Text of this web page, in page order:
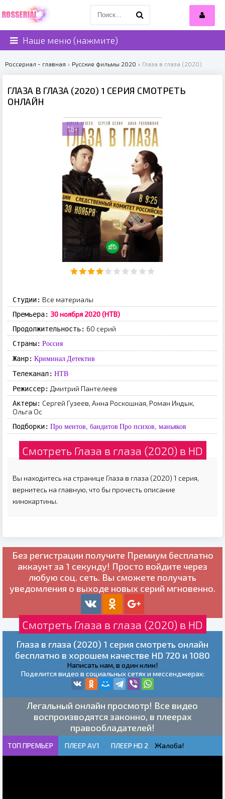
Наше меню (нажмите)
Россериал - главная » Русские фильмы 2020 » Глаза в глаза (2020)
ГЛАЗА В ГЛАЗА (2020) 1 СЕРИЯ СМОТРЕТЬ
ОНЛАЙН
16+
Студии: Все материалы
Премьера: 30 ноября 2020 (НТВ)
Продолжительность: 60 серий
Страны: Россия
Жанр: Криминал Детектив
Телеканал: НТВ
Режиссер: Дмитрий Пантелеев
Актеры: Сергей Гузеев, Анна Роскошная, Роман Индык,
Ольга Ос
Подборки: Про ментов, бандитов Про психов, маньяков
Смотреть Глаза в глаза (2020) в HD
Вы находитесь на странице Глаза в глаза (2020) 1 серия,
вернитесь на главную, что бы прочесть описание
кинокартины.
Без регистрации получите Премиум бесплатно
аккаунт за 1 секунду! Просто войдите через
любую соц. сеть. Вы сможете получать
уведомления о выходе новых серий мгновенно.
Смотреть Глаза в глаза (2020) в HD
Глаза в глаза (2020) 1 серия смотреть онлайн
бесплатно в хорошем качестве HD 720 и 1080
Написать нам, в один клик!
Поделится видео в социальных сетях и мессенджерах:
Легальный онлайн просмотр! Все видео
воспроизводятся законно, в плеерах
правообладателей!
ТОП ПРЕМЬЕР ПЛЕЕР AV1 ПЛЕЕР HD 2 Жалоба!